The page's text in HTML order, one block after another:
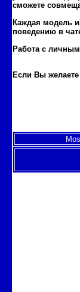
сможете
Каждая модель
поведению в
Работа с
Если Вы